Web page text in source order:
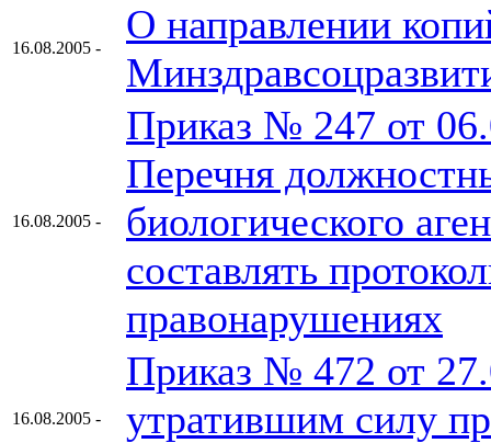
16.08.2005 -
О направлении
16.08.2005 -
Приказ № 247 от
Перечня
биологического
составлять
правонарушениях
16.08.2005 -
Приказ № 472 от
утратившим силу